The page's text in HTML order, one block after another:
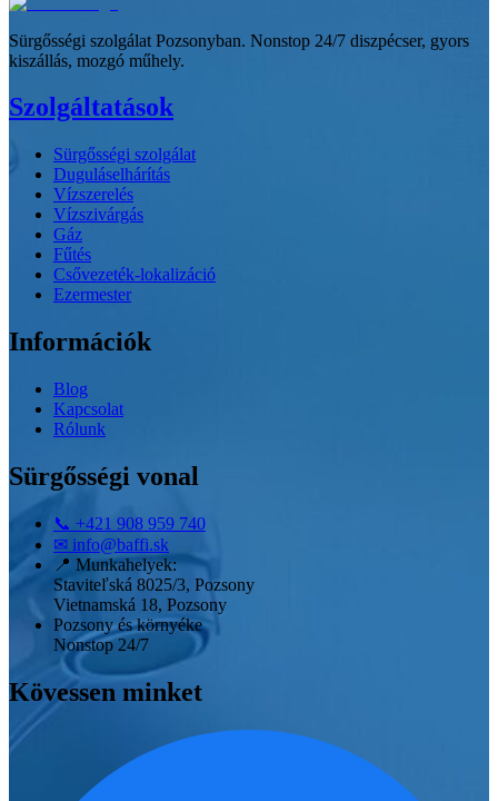
Sürgősségi szolgálat Pozsonyban. Nonstop 24/7 diszpécser, gyors
kiszállás, mozgó műhely.
Szolgáltatások
Sürgősségi szolgálat
Duguláselhárítás
Vízszerelés
Vízszivárgás
Gáz
Fűtés
Csővezeték-lokalizáció
Ezermester
Információk
Blog
Kapcsolat
Rólunk
Sürgősségi vonal
📞 +421 908 959 740
✉ info@baffi.sk
📍 Munkahelyek:
Staviteľská 8025/3, Pozsony
Vietnamská 18, Pozsony
Pozsony és környéke
Nonstop 24/7
Kövessen minket